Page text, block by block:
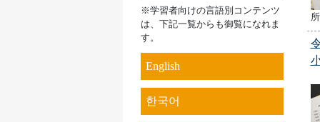
※学習者向けの言語別コンテンツ
は、下記一覧からも御覧になれま
す。
English
한국어